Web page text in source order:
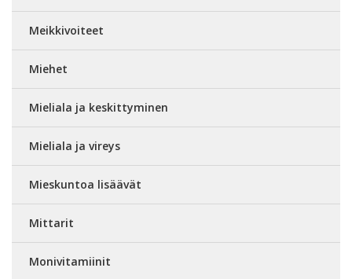
Meikkivoiteet
Miehet
Mieliala ja keskittyminen
Mieliala ja vireys
Mieskuntoa lisäävät
Mittarit
Monivitamiinit